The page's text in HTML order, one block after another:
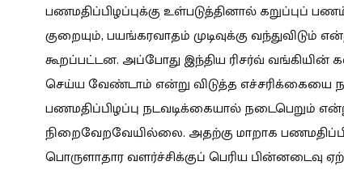
பணமதிப்பிழப்புக்கு உள்படுத்தினால் கறுப்புப்
குறையும், பயங்கரவாதம் முடிவுக்கு
கூறப்பட்டன. அப்போது இந்திய ரிசர்வ் வங்கியின்
செய்ய வேண்டாம் என்று விடுத்த எச்சரிக்கையை
பணமதிப்பிழப்பு நடவடிக்கையால் நடைபெறும்
நிறைவேறவேயில்லை. அதற்கு மாறாக
பொருளாதார வளர்ச்சிக்குப் பெரிய பின்னடைவு